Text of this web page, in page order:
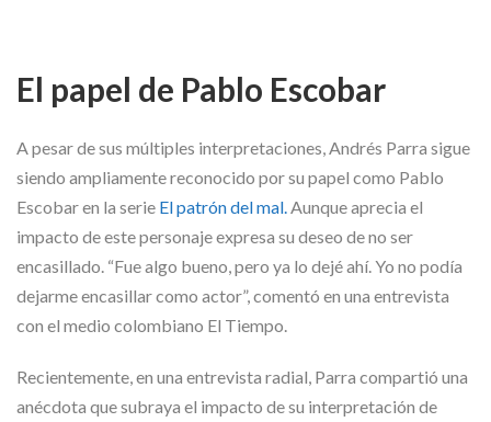
El papel de Pablo Escobar
A pesar de sus múltiples interpretaciones, Andrés Parra sigue
siendo ampliamente reconocido por su papel como Pablo
Escobar en la serie El patrón del mal.Aunque aprecia el
impacto de este personaje expresa su deseo de no ser
encasillado. “Fue algo bueno, pero ya lo dejé ahí. Yo no podía
dejarme encasillar como actor”, comentó en una entrevista
con el medio colombiano El Tiempo.
Recientemente, en una entrevista radial, Parra compartió una
anécdota que subraya el impacto de su interpretación de